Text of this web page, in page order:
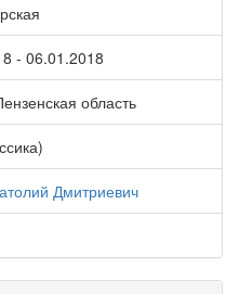
- 06.01.2018
область
Дмитриевич